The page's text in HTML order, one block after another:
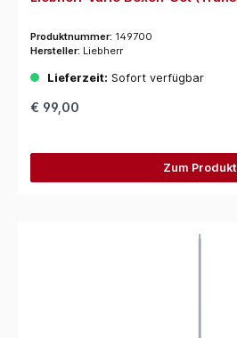
Produktnummer: 149700
Hersteller: Liebherr
Lieferzeit: Sofort verfügbar
€ 99,00
Zum Produkt